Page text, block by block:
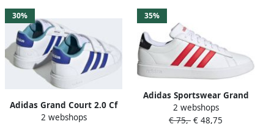
30%
Adidas Grand Court 2.0 Cf
Babyschoenen Wit
2 webshops
35%
Adidas Sportswear Grand
Court Cloudfoam Comfort
Schoenen Heren Wit
2 webshops
€ 75,- € 48,75